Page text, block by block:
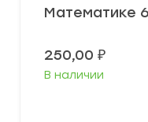
Математике
250,00 ₽
В наличии